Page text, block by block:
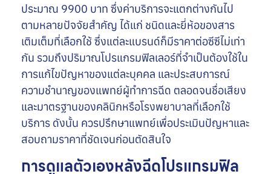
ประมาณ 9900 บาท ซึ่งค่าบริการจะแตกต่างกันไป
ตามหลายปัจจัยสำคัญ ได้แก่ ชนิดและยี่ห้อของสาร
เติมเต็มที่เลือกใช้ ซึ่งแต่ละแบรนด์ก็มีราคาต่อซีซีไม่เท่า
กัน รวมถึงปริมาณโปรแกรมฟิลเลอร์ที่จำเป็นต้องใช้ใน
การแก้ไขปัญหาของแต่ละบุคคล และประสบการณ์
ความชำนาญของแพทย์ผู้ทำการฉีด ตลอดจนชื่อเสียง
และมาตรฐานของคลินิกหรือโรงพยาบาลที่เลือกใช้
บริการ ดังนั้น ควรปรึกษาแพทย์เพื่อประเมินปัญหาและ
สอบถามราคาที่ชัดเจนก่อนตัดสินใจ
การดูแลตัวเองหลังฉีดโปรแกรมฟิล